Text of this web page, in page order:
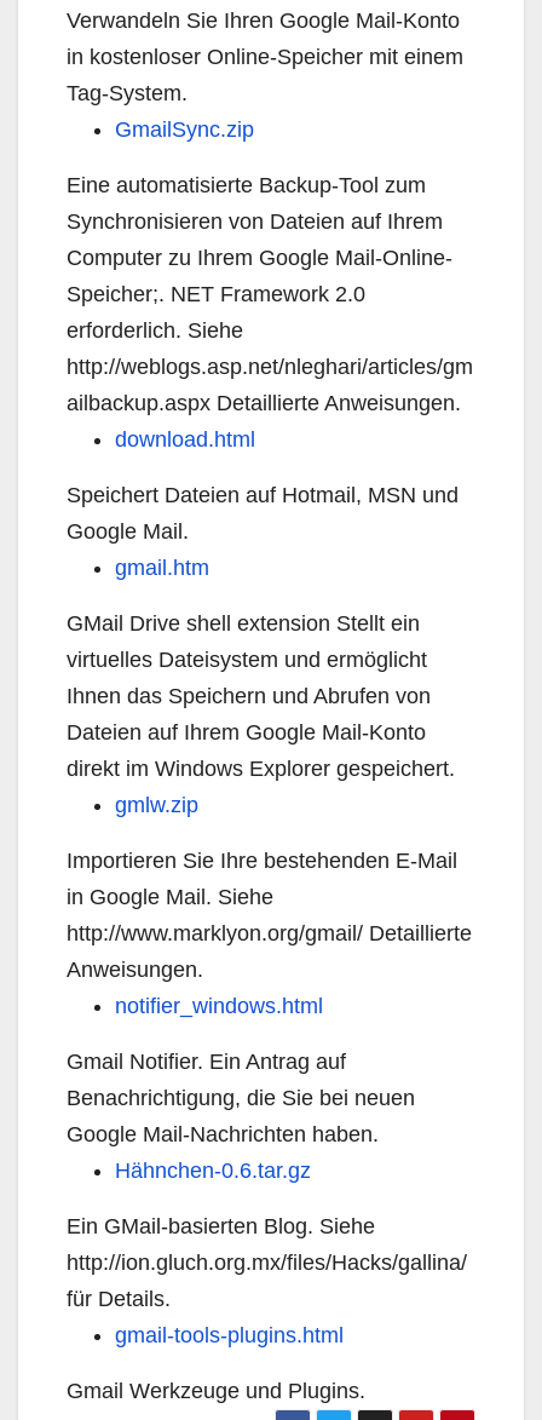
Verwandeln Sie Ihren Google Mail-Konto
in kostenloser Online-Speicher mit einem
Tag-System.
GmailSync.zip
Eine automatisierte Backup-Tool zum
Synchronisieren von Dateien auf Ihrem
Computer zu Ihrem Google Mail-Online-
Speicher;. NET Framework 2.0
erforderlich. Siehe
http://weblogs.asp.net/nleghari/articles/gm
ailbackup.aspx Detaillierte Anweisungen.
download.html
Speichert Dateien auf Hotmail, MSN und
Google Mail.
gmail.htm
GMail Drive shell extension Stellt ein
virtuelles Dateisystem und ermöglicht
Ihnen das Speichern und Abrufen von
Dateien auf Ihrem Google Mail-Konto
direkt im Windows Explorer gespeichert.
gmlw.zip
Importieren Sie Ihre bestehenden E-Mail
in Google Mail. Siehe
http://www.marklyon.org/gmail/ Detaillierte
Anweisungen.
notifier_windows.html
Gmail Notifier. Ein Antrag auf
Benachrichtigung, die Sie bei neuen
Google Mail-Nachrichten haben.
Hähnchen-0.6.tar.gz
Ein GMail-basierten Blog. Siehe
http://ion.gluch.org.mx/files/Hacks/gallina/
für Details.
gmail-tools-plugins.html
Gmail Werkzeuge und Plugins.